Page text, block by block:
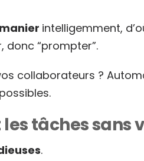
intelligemment,
donc “prompter”.
collaborateurs ?
tâches sans
.